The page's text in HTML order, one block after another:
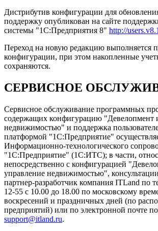
Дистрибутив конфигурации для
поддержку опубликован на сайте
системы "1С:Предприятия 8" http://
Переход на новую редакцию выполняется
конфигурации, при этом накопленные
сохраняются.
СЕРВИСНОЕ
Сервисное обслуживание программных
содержащих конфигурацию "Девелопмент
недвижимостью" и поддержка
платформой "1С:Предприятие"
Информационно-технологического
"1С:Предприятие" (1С:ИТС); в части,
непосредственно с конфигурацией
управление недвижимостью",
партнер-разработчик компания ITLand по
12-55 с 10.00 до 18.00 по московскому
воскресений и праздничных дней (по
предприятий) или по электронной почте по
support@itland.ru.